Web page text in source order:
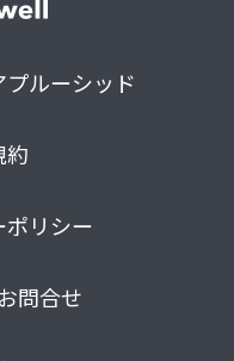
ルーシッド
約
ポリシー
問合せ